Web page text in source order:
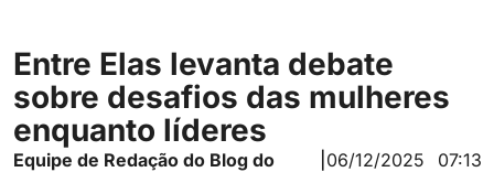
Entre Elas levanta debate
sobre desafios das mulheres
enquanto líderes
Equipe de Redação do Blog do
06/12/2025
07:13